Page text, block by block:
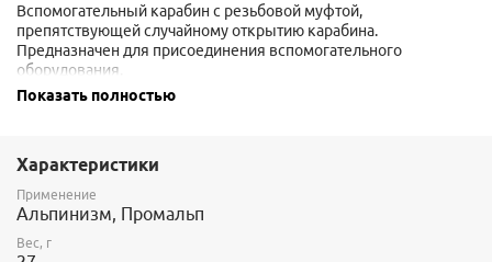
Вспомогательный карабин с резьбовой муфтой,
препятствующей случайному открытию карабина.
Предназначен для присоединения вспомогательного
оборудования.
Система keylock обеспечивает большее удобство при
Не предназначен для организации страховки.
Показать полностью
Характеристики
Применение
Альпинизм, Промальп
Вес, г